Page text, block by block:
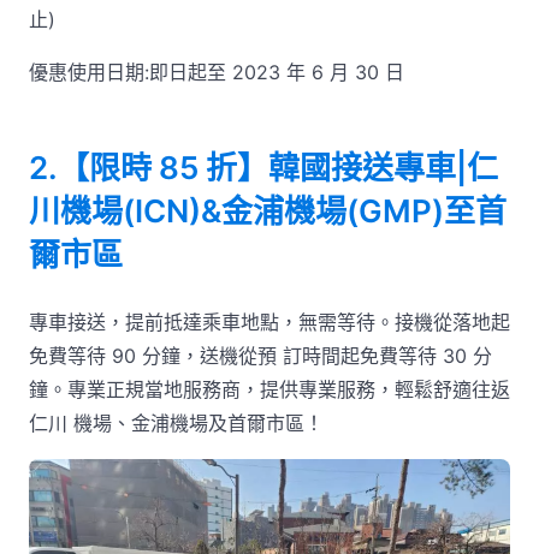
止)
優惠使用日期:即日起至 2023 年 6 月 30 日
2.【限時 85 折】韓國接送專車|仁
川機場(ICN)&金浦機場(GMP)至首
爾市區
專車接送，提前抵達乘車地點，無需等待。接機從落地起
免費等待 90 分鐘，送機從預 訂時間起免費等待 30 分
鐘。專業正規當地服務商，提供專業服務，輕鬆舒適往返
仁川 機場、金浦機場及首爾市區！